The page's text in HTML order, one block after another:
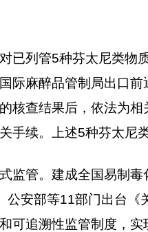
列管5种芬太尼类物
际麻醉品管制局出口
核查结果后，依法为
手续。上述5种芬太尼
管。建成全国易制毒
公安部等11部门出台
可追溯性监管制度，